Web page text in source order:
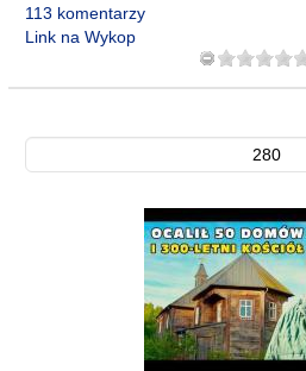
113 komentarzy
Link na Wykop
280